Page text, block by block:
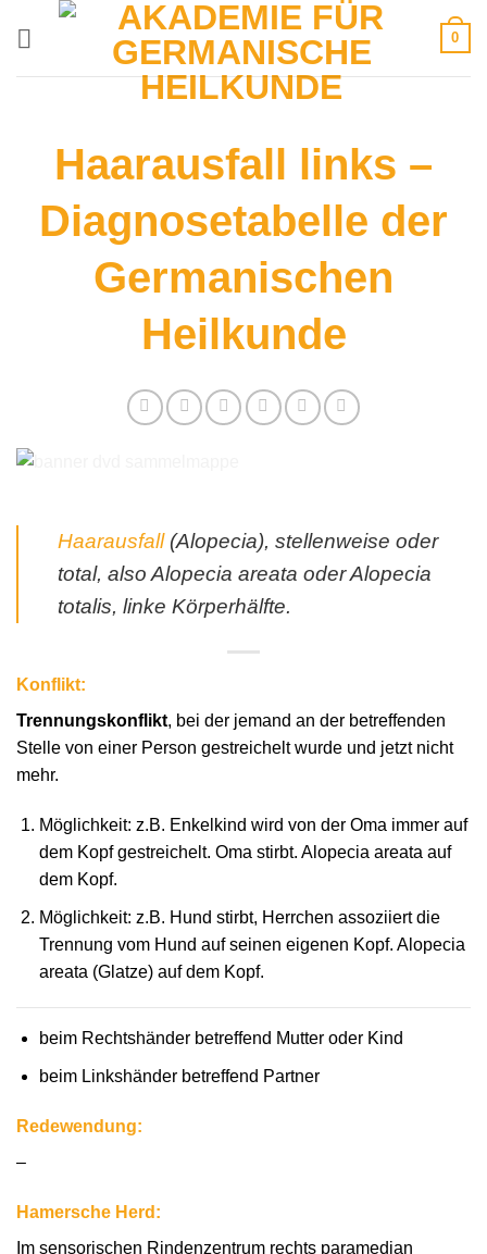
0
Haarausfall links –
Diagnosetabelle der
Germanischen
Heilkunde
Haarausfall(Alopecia), stellenweise oder
total, also Alopecia areata oder Alopecia
totalis, linke Körperhälfte.
Konflikt:
Trennungskonflikt, bei der jemand an der betreffenden
Stelle von einer Person gestreichelt wurde und jetzt nicht
mehr.
Möglichkeit: z.B. Enkelkind wird von der Oma immer auf
dem Kopf gestreichelt. Oma stirbt. Alopecia areata auf
dem Kopf.
Möglichkeit: z.B. Hund stirbt, Herrchen assoziiert die
Trennung vom Hund auf seinen eigenen Kopf. Alopecia
areata (Glatze) auf dem Kopf.
beim Rechtshänder betreffend Mutter oder Kind
beim Linkshänder betreffend Partner
Redewendung:
–
Hamersche Herd:
Im sensorischen Rindenzentrum rechts paramedian